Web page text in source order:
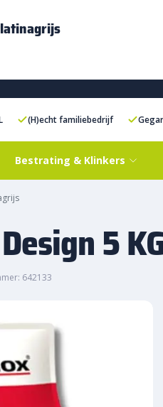
(H)echt familiebedrijf
Bestrating & Klinkers
5
642133